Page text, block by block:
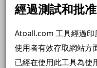
經過測試和批准
Atoall.com 工具經過印
使用者有效存取網站方
已經在使用此工具為使